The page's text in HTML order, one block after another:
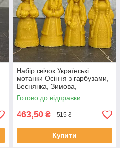
Набір свічок Українські
мотанки Осіння з гарбузами,
Веснянка, Зимова,
Конотопська відьма фігурні
декоративні свічки ручної
роботи
Готово до відправки
463,50 ₴ 515 ₴
Купити